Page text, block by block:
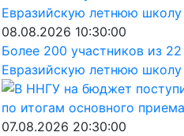
08.08.2026 10:30:00
Более 200 участников из
Евразийскую летнюю
07.08.2026 20:30:00